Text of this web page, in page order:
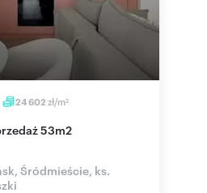
24 602 zł/m2
53m2
Śródmieście, ks.